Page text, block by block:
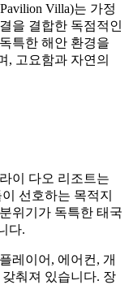
Villa)는 가정
을 결합한 독점적인
특한 해안 환경을
, 고요함과 자연의
이 다오 리조트는
선호하는 목적지
위기가 독특한 태국
다.
레이어, 에어컨, 개
춰져 있습니다. 장